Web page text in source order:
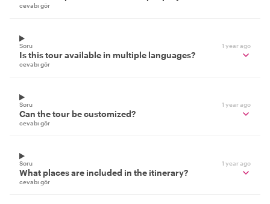
cevabı gör
Soru 1 year ago
Is this tour available in multiple languages?
cevabı gör
Soru 1 year ago
Can the tour be customized?
cevabı gör
Soru 1 year ago
What places are included in the itinerary?
cevabı gör